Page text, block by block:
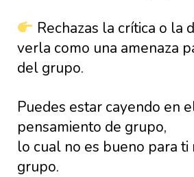
Rechazas la crítica o la
verla como una amenaza
del grupo.
Puedes estar cayendo en
pensamiento de grupo,
lo cual no es bueno para ti
grupo.